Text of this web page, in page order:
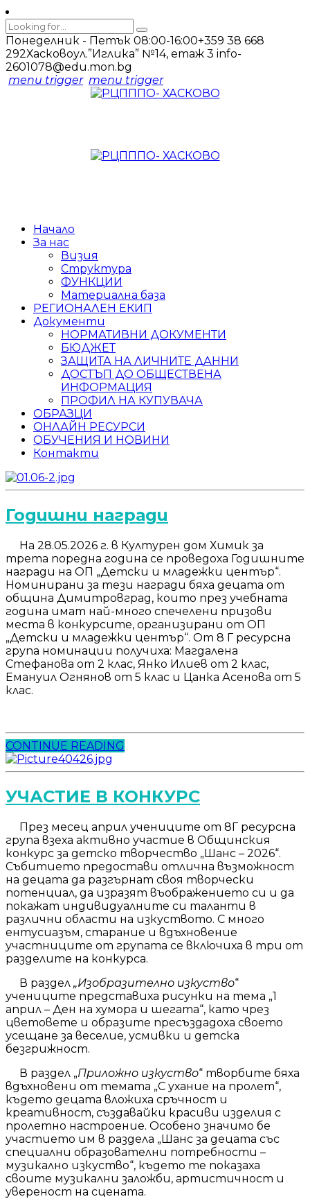
Понеделник - Петък 08:00-16:00+359 38 668
292Хасковоул.”Иглика” №14, етаж 3 info-
2601078@edu.mon.bg
menu trigger menu trigger
Начало
За нас
Визия
Структура
ФУНКЦИИ
Материална база
РЕГИОНАЛЕН ЕКИП
Документи
НОРМАТИВНИ ДОКУМЕНТИ
БЮДЖЕТ
ЗАЩИТА НА ЛИЧНИТЕ ДАННИ
ДОСТЪП ДО ОБЩЕСТВЕНА
ИНФОРМАЦИЯ
ПРОФИЛ НА КУПУВАЧА
ОБРАЗЦИ
ОНЛАЙН РЕСУРСИ
ОБУЧЕНИЯ И НОВИНИ
Контакти
Годишни награди
На 28.05.2026 г. в Културен дом Химик за
трета поредна година се проведоха Годишните
награди на ОП „Детски и младежки център“.
Номинирани за тези награди бяха децата от
община Димитровград, които през учебната
година имат най-много спечелени призови
места в конкурсите, организирани от ОП
„Детски и младежки център“. От 8 Г ресурсна
група номинации получиха: Магдалена
Стефанова от 2 клас, Янко Илиев от 2 клас,
Емануил Огнянов от 5 клас и Цанка Асенова от 5
клас.
CONTINUE READING
УЧАСТИЕ В КОНКУРС
През месец април учениците от 8Г ресурсна
група взеха активно участие в Общинския
конкурс за детско творчество „Шанс – 2026“.
Събитието предостави отлична възможност
на децата да разгърнат своя творчески
потенциал, да изразят въображението си и да
покажат индивидуалните си таланти в
различни области на изкуството. С много
ентусиазъм, старание и вдъхновение
участниците от групата се включиха в три от
разделите на конкурса.
В раздел „Изобразително изкуство“
учениците представиха рисунки на тема „1
април – Ден на хумора и шегата“, като чрез
цветовете и образите пресъздадоха своето
усещане за веселие, усмивки и детска
безгрижност.
В раздел „Приложно изкуство“ творбите бяха
вдъхновени от темата „С ухание на пролет“,
където децата вложиха сръчност и
креативност, създавайки красиви изделия с
пролетно настроение. Особено значимо бе
участието им в раздела „Шанс за децата със
специални образователни потребности –
музикално изкуство“, където те показаха
своите музикални заложби, артистичност и
увереност на сцената.